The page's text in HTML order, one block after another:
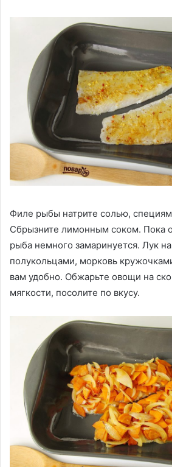
Филе рыбы натрите солью,
Сбрызните лимонным соком. Пока
рыба немного замаринуется. Лук
полукольцами, морковь
вам удобно. Обжарьте овощи на
мягкости, посолите по вкусу.